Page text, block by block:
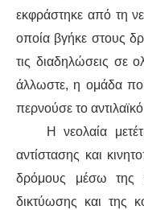
εκφράστηκε από τη
οποία βγήκε στους
τις διαδηλώσεις σε
άλλωστε, η ομάδα
περνούσε το
Η νεολαία
αντίστασης και
δρόμους μέσω της
δικτύωσης και της